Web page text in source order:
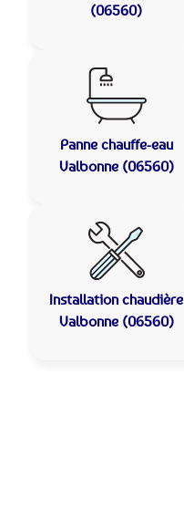
(06560)
Panne chauffe-eau
Valbonne (06560)
Installation chaudière
Valbonne (06560)